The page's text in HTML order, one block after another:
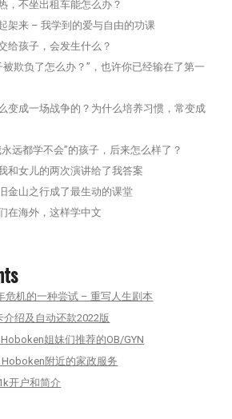
，不坐出租车能怎么办？
架来 – 我学到的爱与自由的功课
给孩子，会发生什么？
被欺负了怎么办？”，也许你已经输在了第一
变成一场战争的？为什么培养习惯，常变成
远都学不会”的孩子，后来怎么样了？
和女儿的两次演讲给了我答案
金山之行成了最生动的课堂
在海外，这样学中文
危机的一种尝试 – 重写人生剧本
介绍及自动还款2022版
姐妹们推荐的OB/GYN
Hoboken附近的家政服务
开户和简介